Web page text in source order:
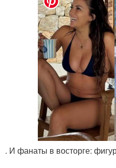
. И фанаты в восторге: